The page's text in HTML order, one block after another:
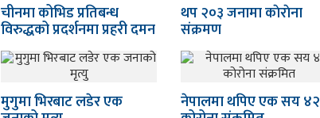
चीनमा कोभिड प्रतिबन्ध
विरुद्धको प्रदर्शनमा प्रहरी दमन
थप २०३ जनामा काेराेना
संक्रमण
मुगुमा भिरबाट लडेर एक नेपालमा थपिए एक सय ४२